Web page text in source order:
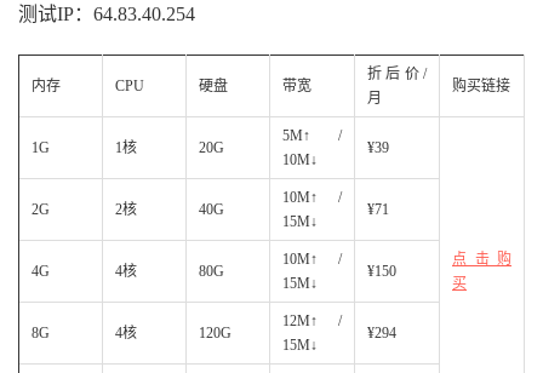
测试IP：64.83.40.254
内存 CPU 硬盘 带宽
折后价/
月
购买链接
1G 1核 20G
5M↑ /
10M↓
¥39
点击购
买
2G 2核 40G
10M↑ /
15M↓
¥71
4G 4核 80G
10M↑ /
15M↓
¥150
8G 4核 120G
12M↑ /
15M↓
¥294